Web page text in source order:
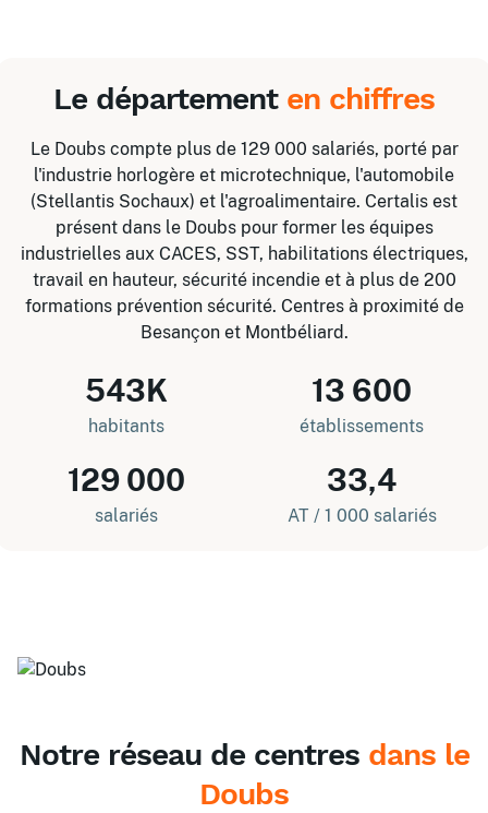
Le département en chiffres
Le Doubs compte plus de 129 000 salariés, porté par
l'industrie horlogère et microtechnique, l'automobile
(Stellantis Sochaux) et l'agroalimentaire. Certalis est
présent dans le Doubs pour former les équipes
industrielles aux CACES, SST, habilitations électriques,
travail en hauteur, sécurité incendie et à plus de 200
formations prévention sécurité. Centres à proximité de
Besançon et Montbéliard.
543K
habitants
13 600
établissements
129 000
salariés
33,4
AT / 1 000 salariés
Notre réseau de centres dans le
Doubs